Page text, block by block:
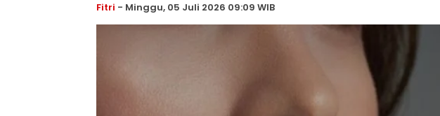
Fitri - Minggu, 05 Juli 2026 09:09 WIB